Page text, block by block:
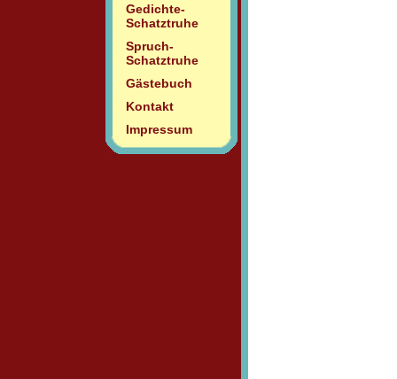
Gedichte-
Schatztruhe
Spruch-
Schatztruhe
Gästebuch
Kontakt
Impressum